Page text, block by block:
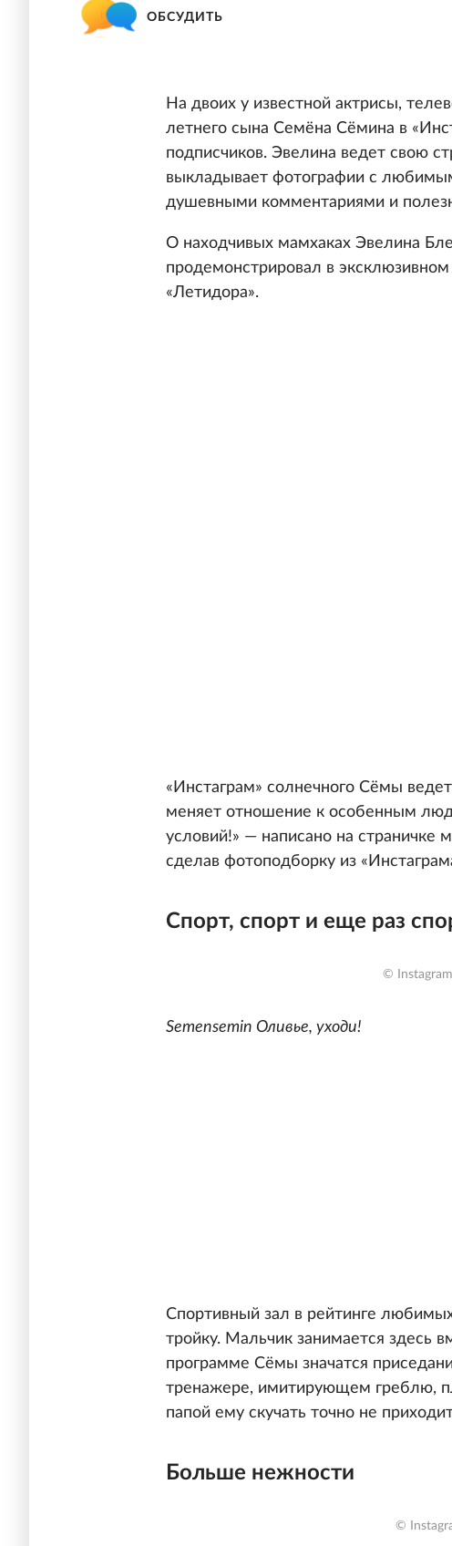
ОБСУДИТЬ
На двоих у известной актрисы,
летнего сына Семёна Сёмина в
подписчиков. Эвелина ведет свою
выкладывает фотографии с
душевными комментариями и
О находчивых мамхаках Эвелина
продемонстрировал в
«Летидора».
«Инстаграм» солнечного Сёмы
меняет отношение к особенным
условий!» — написано на страничке
сделав фотоподборку из
Спорт, спорт и еще раз
©
Semensemin Оливье, уходи!
Спортивный зал в рейтинге
тройку. Мальчик занимается здесь
программе Сёмы значатся
тренажере, имитирующем греблю,
папой ему скучать точно не
Больше нежности
©